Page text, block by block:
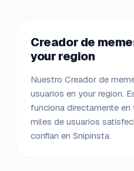
Creador de
your region
Nuestro Creador de
usuarios en your region.
funciona directamente en
miles de usuarios
confían en Snipinsta.